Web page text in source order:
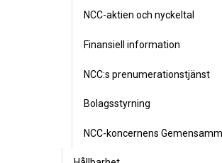
NCC-aktien och nyckeltal
Finansiell information
NCC:s prenumerationstjänst
Bolagsstyrning
NCC-koncernens